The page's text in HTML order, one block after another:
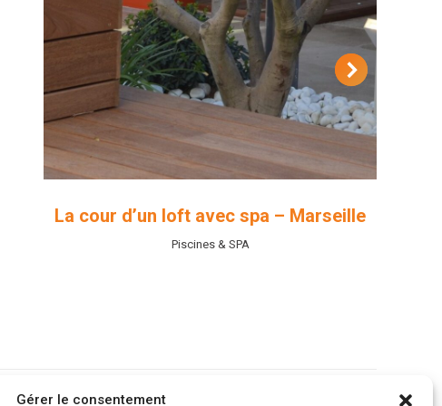
Gérer le consentement
La cour d’un loft avec spa – Marseille
Piscines & SPA